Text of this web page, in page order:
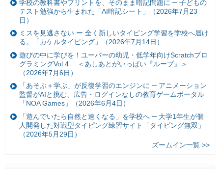
学校の教科書やプリントを、そのまま暗記問題に ─ 子どもの
テスト勉強から生まれた「AI暗記シート」（2026年7月23
日）
ミスを見逃さない ー 全く新しいタイピング学習を学校へ届け
る。「カケルタイピング」（2026年7月14日）
遊びの中に学びを！ユーバーの幼児・低学年向けScratchプロ
グラミングVol.4 ＜あしあとがいっぱい『ループ』＞
（2026年7月6日）
「あそぶ＋学ぶ」が反復学習のエンジンに ─ アニメーション
監督がAIと挑む、広告・ログインなしの教育ゲームポータル
「NOA Games」（2026年6月4日）
「遊んでいたら自然と速くなる」を学校へ ─ 大学1年生が個
人開発した対戦型タイピング練習サイト「タイピング無双」
（2026年5月29日）
ズームイン一覧 >>